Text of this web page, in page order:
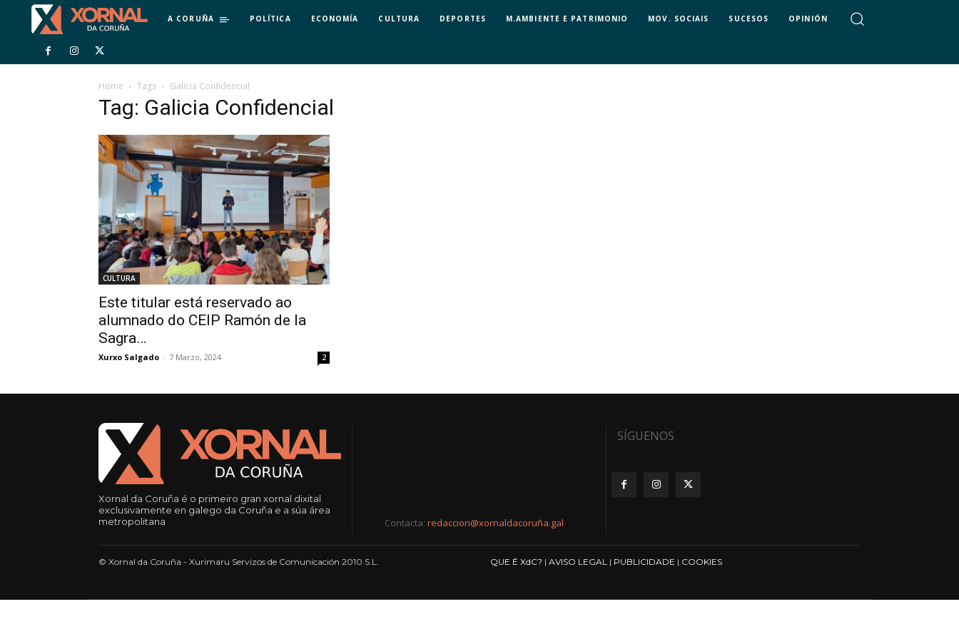
A CORUÑA POLÍTICA ECONOMÍA CULTURA DEPORTES M.AMBIENTE E PATRIMONIO MOV. SOCIAIS SUCESOS OPINIÓN
Home Tags Galicia Confidencial
Tag: Galicia Confidencial
CULTURA
Este titular está reservado ao
alumnado do CEIP Ramón de la
Sagra…
Xurxo Salgado - 7 Marzo, 2024 2
Xornal da Coruña é o primeiro gran xornal dixital
exclusivamente en galego da Coruña e a súa área
metropolitana
Contacta: redaccion@xornaldacoruña.gal
SÍGUENOS
© Xornal da Coruña - Xurimaru Servizos de Comunicación 2010 S.L. QUE É XdC? | AVISO LEGAL | PUBLICIDADE | COOKIES